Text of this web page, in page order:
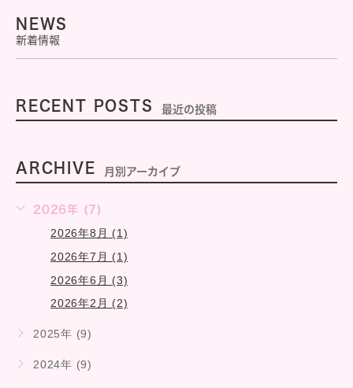
NEWS
新着情報
RECENT POSTS 最近の投稿
ARCHIVE 月別アーカイブ
2026年 (7)
2026年8月 (1)
2026年7月 (1)
2026年6月 (3)
2026年2月 (2)
2025年 (9)
2024年 (9)